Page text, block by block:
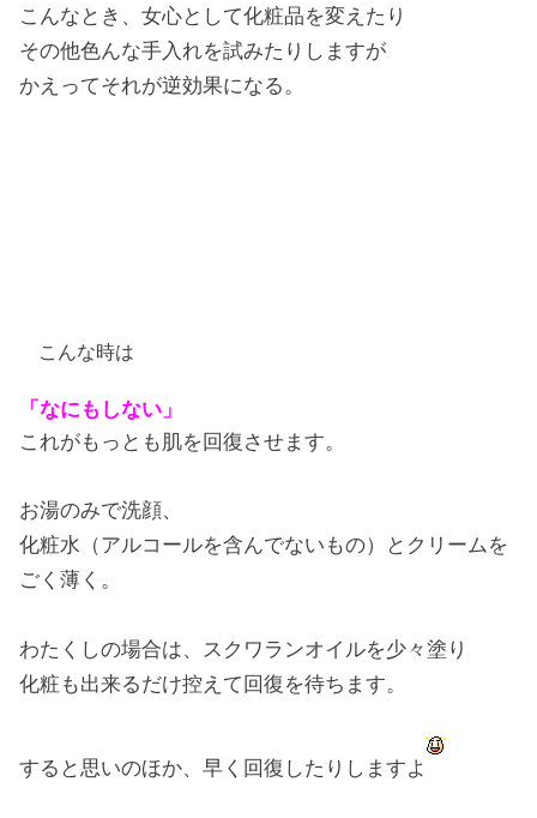
こんなとき、女心として化粧品を変えたり
その他色んな手入れを試みたりしますが
かえってそれが逆効果になる。
こんな時は
「なにもしない」
これがもっとも肌を回復させます。
お湯のみで洗顔、
化粧水（アルコールを含んでないもの）とクリームを
ごく薄く。
わたくしの場合は、スクワランオイルを少々塗り
化粧も出来るだけ控えて回復を待ちます。
すると思いのほか、早く回復したりしますよ